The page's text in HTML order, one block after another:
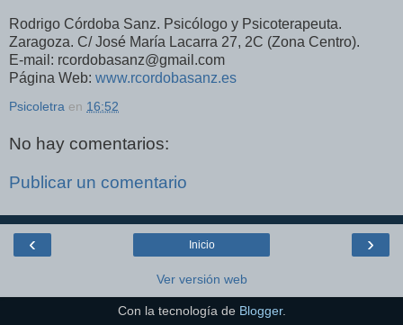
Rodrigo Córdoba Sanz. Psicólogo y Psicoterapeuta.
Zaragoza. C/ José María Lacarra 27, 2C (Zona Centro).
E-mail: rcordobasanz@gmail.com
Página Web: www.rcordobasanz.es
Psicoletra en 16:52
No hay comentarios:
Publicar un comentario
‹ ›
Inicio
Ver versión web
Con la tecnología de Blogger.